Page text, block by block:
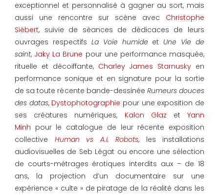
exceptionnel et personnalisé à gagner au sort, mais
aussi une rencontre sur scène avec Christophe
Siébert, suivie de séances de dédicaces de leurs
ouvrages respectifs La Voie humide et Une Vie de
saint, Jaky La Brune pour une performance masquée,
rituelle et décoiffante, Charley James Starnusky en
performance sonique et en signature pour la sortie
de sa toute récente bande-dessinée Rumeurs douces
des datas, Dystophotographie pour une exposition de
ses créatures numériques, Kalon Glaz etYann
Minh pour le catalogue de leur récente exposition
collective Human vs A.I. Robots, les installations
audiovisuelles de Seb Légat ou encore une sélection
de courts-métrages érotiques interdits aux – de 18
ans, la projection d’un documentaire sur une
expérience « culte » de piratage de la réalité dans les